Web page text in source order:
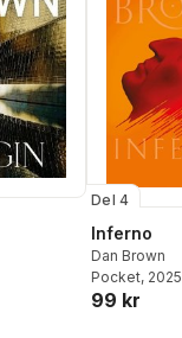
Del 4
Inferno
Dan Brown
Pocket, 2025
99 kr